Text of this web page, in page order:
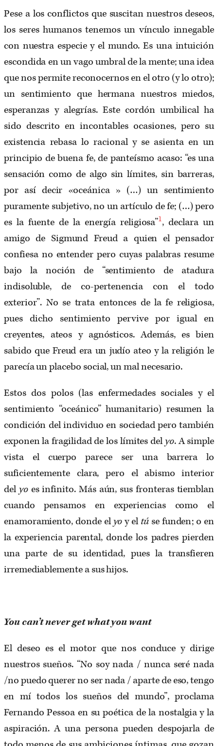
Pese a los conflictos que suscitan nuestros deseos,
los seres humanos tenemos un vínculo innegable
con nuestra especie y el mundo. Es una intuición
escondida en un vago umbral de la mente; una idea
que nos permite reconocernos en el otro (y lo otro);
un sentimiento que hermana nuestros miedos,
esperanzas y alegrías. Este cordón umbilical ha
sido descrito en incontables ocasiones, pero su
existencia rebasa lo racional y se asienta en un
principio de buena fe, de panteísmo acaso: “es una
sensación como de algo sin límites, sin barreras,
por así decir «oceánica » (…) un sentimiento
puramente subjetivo, no un artículo de fe; (…) pero
es la fuente de la energía religiosa”1, declara un
amigo de Sigmund Freud a quien el pensador
confiesa no entender pero cuyas palabras resume
bajo la noción de “sentimiento de atadura
indisoluble, de co-pertenencia con el todo
exterior”. No se trata entonces de la fe religiosa,
pues dicho sentimiento pervive por igual en
creyentes, ateos y agnósticos. Además, es bien
sabido que Freud era un judío ateo y la religión le
parecía un placebo social, un mal necesario.
Estos dos polos (las enfermedades sociales y el
sentimiento “oceánico” humanitario) resumen la
condición del individuo en sociedad pero también
exponen la fragilidad de los límites delyo. A simple
vista el cuerpo parece ser una barrera lo
suficientemente clara, pero el abismo interior
del yoes infinito. Más aún, sus fronteras tiemblan
cuando pensamos en experiencias como el
enamoramiento, donde elyoy el túse funden; o en
la experiencia parental, donde los padres pierden
una parte de su identidad, pues la transfieren
irremediablemente a sus hijos.
You can’t never get what you want
El deseo es el motor que nos conduce y dirige
nuestros sueños. “No soy nada / nunca seré nada
/no puedo querer no ser nada / aparte de eso, tengo
en mí todos los sueños del mundo”, proclama
Fernando Pessoa en su poética de la nostalgia y la
aspiración. A una persona pueden despojarla de